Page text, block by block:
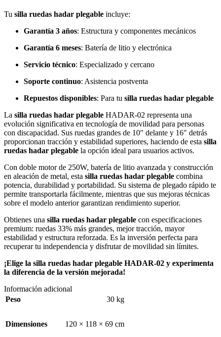
Tu silla ruedas hadar plegable incluye:
Garantía 3 años: Estructura y componentes mecánicos
Garantía 6 meses: Batería de litio y electrónica
Servicio técnico: Especializado y cercano
Soporte continuo: Asistencia postventa
Repuestos disponibles: Para tu silla ruedas hadar plegable
La silla ruedas hadar plegable HADAR-02 representa una
evolución significativa en tecnología de movilidad para personas
con discapacidad. Sus ruedas grandes de 10″ delante y 16″ detrás
proporcionan tracción y estabilidad superiores, haciendo de esta silla
ruedas hadar plegable la opción ideal para usuarios activos.
Con doble motor de 250W, batería de litio avanzada y construcción
en aleación de metal, esta silla ruedas hadar plegable combina
potencia, durabilidad y portabilidad. Su sistema de plegado rápido te
permite transportarla fácilmente, mientras que sus mejoras técnicas
sobre el modelo anterior garantizan rendimiento superior.
Obtienes una silla ruedas hadar plegable con especificaciones
premium: ruedas 33% más grandes, mejor tracción, mayor
estabilidad y estructura reforzada. Es la inversión perfecta para
recuperar tu independencia y disfrutar de movilidad sin límites.
¡Elige la silla ruedas hadar plegable HADAR-02 y experimenta
la diferencia de la versión mejorada!
Información adicional
Peso
30 kg
Dimensiones 120 × 118 × 69 cm